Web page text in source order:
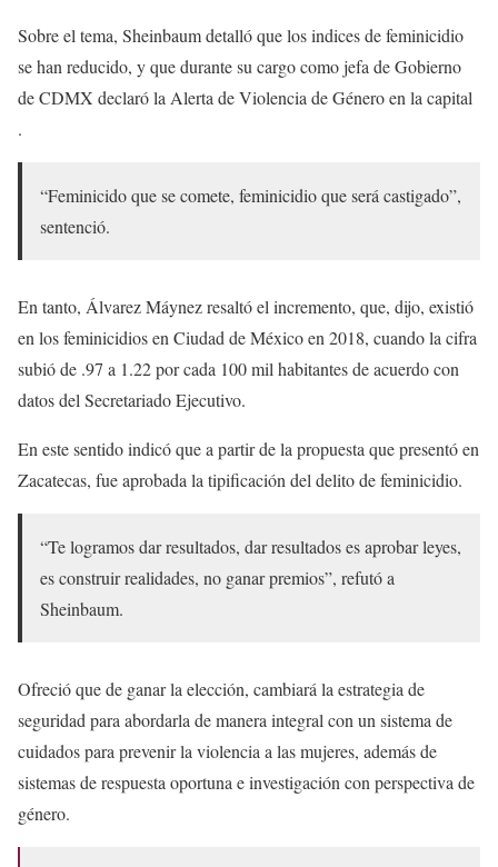
Sobre el tema, Sheinbaum detalló que los indices de feminicidio
se han reducido, y que durante su cargo como jefa de Gobierno
de CDMX declaró la Alerta de Violencia de Género en la capital
.
“Feminicido que se comete, feminicidio que será castigado”,
sentenció.
En tanto, Álvarez Máynez resaltó el incremento, que, dijo, existió
en los feminicidios en Ciudad de México en 2018, cuando la cifra
subió de .97 a 1.22 por cada 100 mil habitantes de acuerdo con
datos del Secretariado Ejecutivo.
En este sentido indicó que a partir de la propuesta que presentó en
Zacatecas, fue aprobada la tipificación del delito de feminicidio.
“Te logramos dar resultados, dar resultados es aprobar leyes,
es construir realidades, no ganar premios”, refutó a
Sheinbaum.
Ofreció que de ganar la elección, cambiará la estrategia de
seguridad para abordarla de manera integral con un sistema de
cuidados para prevenir la violencia a las mujeres, además de
sistemas de respuesta oportuna e investigación con perspectiva de
género.